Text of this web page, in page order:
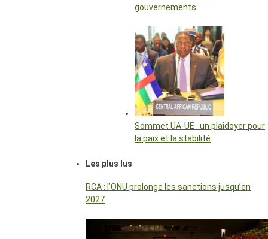
gouvernements
Sommet UA-UE : un plaidoyer pour
la paix et la stabilité
Les plus lus
RCA : l’ONU prolonge les sanctions jusqu’en
2027